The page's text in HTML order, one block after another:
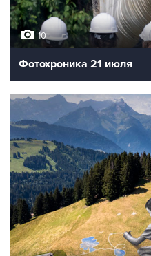
10
Фотохроника 21 июля